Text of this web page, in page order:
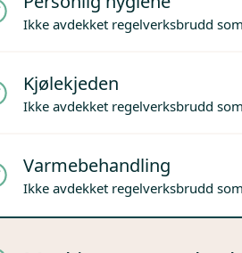
Ikke avdekket regelverksbrudd
Kjølekjeden
Ikke avdekket regelverksbrudd
Varmebehandling
Ikke avdekket regelverksbrudd